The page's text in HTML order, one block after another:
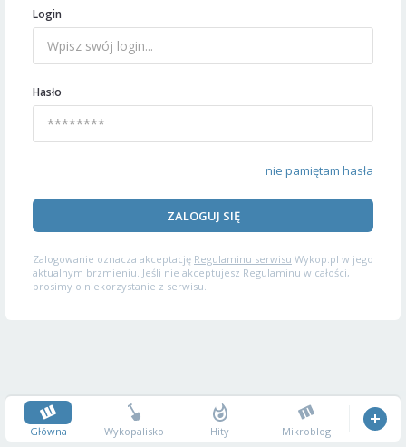
Login
Hasło
nie pamiętam hasła
ZALOGUJ SIĘ
Zalogowanie oznacza akceptację Regulaminu serwisu Wykop.pl w jego
aktualnym brzmieniu. Jeśli nie akceptujesz Regulaminu w całości,
prosimy o niekorzystanie z serwisu.
Główna Wykopalisko Hity Mikroblog